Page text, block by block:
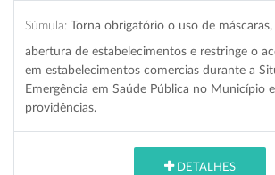
Súmula: Torna obrigatório o uso de máscaras,
abertura de estabelecimentos e restringe o
em estabelecimentos comercias durante a
Emergência em Saúde Pública no Município
providências.
DETALHES